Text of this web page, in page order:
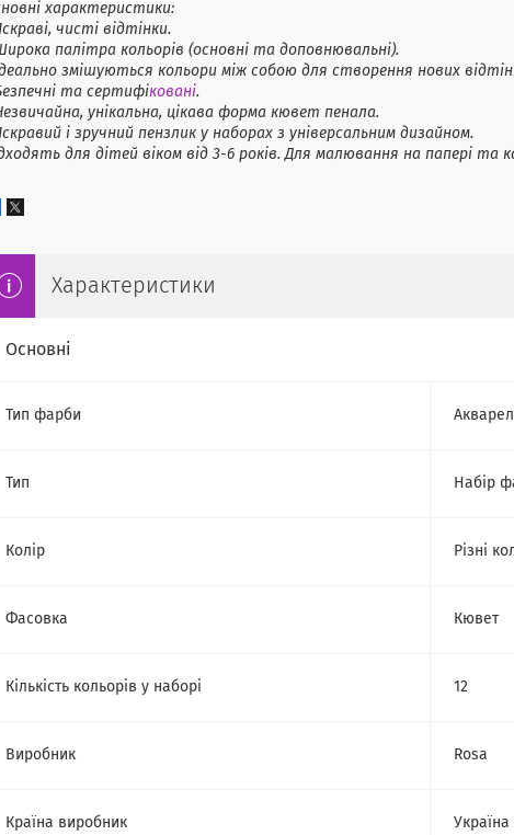
характеристики:
чисті відтінки.
палітра кольорів (основні та доповнювальні).
змішуються кольори між собою для створення нових
та сертифіковані.
унікальна, цікава форма кювет пенала.
і зручний пензлик у наборах з універсальним дизайном.
для дітей віком від 3-6 років. Для малювання на папері та
Характеристики
Основні
Тип фарби
Тип Набір
Колір Різні
Фасовка Кювет
Кількість кольорів у наборі 12
Виробник Rosa
Країна виробник Україна